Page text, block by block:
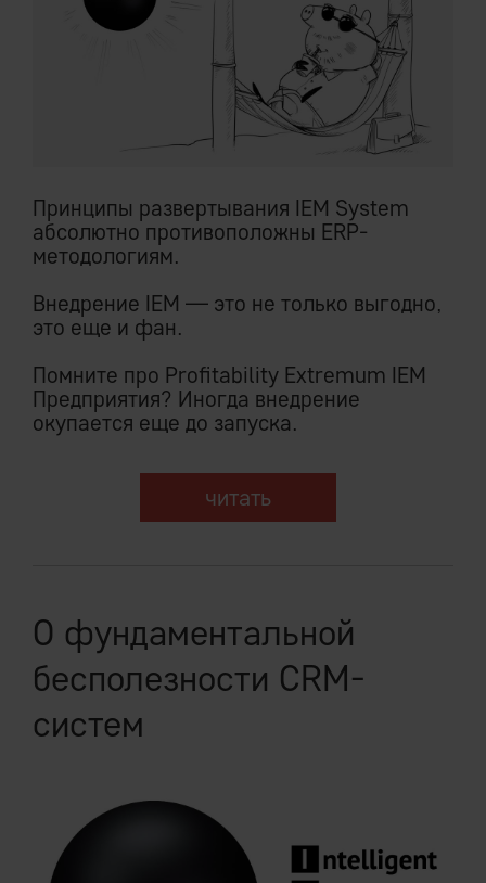
Принципы развертывания IEM System
абсолютно противоположны ERP-
методологиям.
Внедрение IEM — это не только выгодно,
это еще и фан.
Помните про Profitability Extremum IEM
Предприятия? Иногда внедрение
окупается еще до запуска.
читать
О фундаментальной
бесполезности CRM-
систем